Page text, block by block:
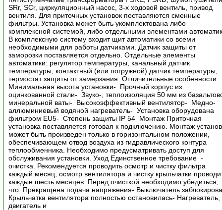
SRr, SCr, циркуляционный насос, 3-х ходовой вентиль, привод
вентиля. Для приточных установок поставляются сменные
фильтры. Установка может быть укомплектована либо
комплексной системой, либо отдельными элементами
В комплексную систему входит щит автоматики со всеми
необходимыми для работы датчиками. Датчик защиты от
заморозки поставляется отдельно. Отдельные элементы
автоматики: регулятор температуры, канальный датчик
температуры, контактный (или погружной) датчик температуры,
термостат защиты от замерзания. Отличительные особенности
Минимальная высота установки- Прочный корпус из
оцинкованной стали- Звуко-, теплоизоляция 50 мм из
минеральной ваты- Высокоэффективный вентилятор- Медно-
аллюминиевый водяной нагреватель- Установка оборудована
фильтром EU5- Степень защиты IP 54 Монтаж Приточная
установка поставляется готовая к подключению. Монтаж
может быть произведен только в горизонтальном положении,
обеспечивающем отвод воздуха из гидравлического контура
теплообменника. Необходимо предусматривать доступ для
обслуживания установки. Уход Единственное требование -
очистка. Рекомендуется проводить осмотр и чистку фильтра
каждый месяц, осмотр вентилятора и чистку крыльчатки
каждые шесть месяцев. Перед очисткой необходимо убедиться,
что: Прекращена подача напряжения- Выключатель
Крыльчатка вентилятора полностью остановилась- Нагреватель,
двигатель и